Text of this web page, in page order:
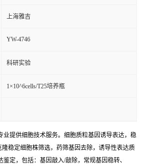
上海雅吉
YW-4746
科研实验
1×10^6cells/T25培养瓶
业提供细胞技术服务。细胞质粒基因诱导表达，稳
隆稳定细胞株筛选，药筛基因去除，诱导性表达质
鉴定，包括：基因敲入/敲除，常规基因稳转、